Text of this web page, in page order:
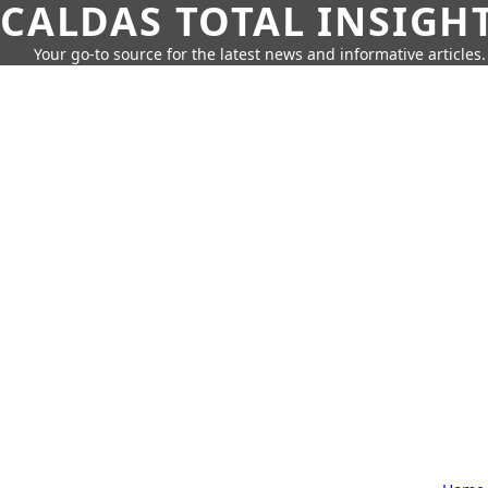
CALDAS TOTAL
Your go-to source for the latest news and informative articles.